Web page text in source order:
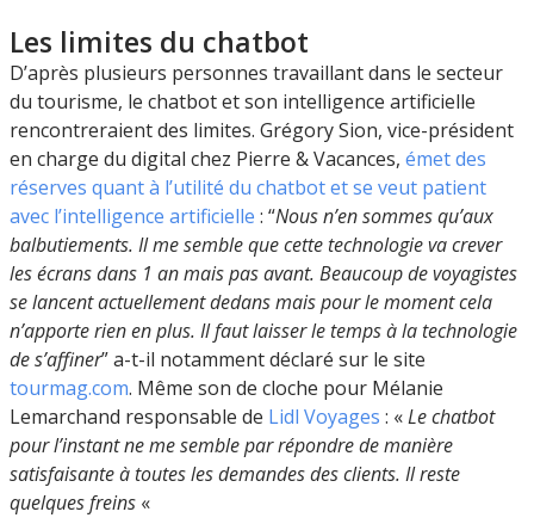
Les limites du chatbot
D’après plusieurs personnes travaillant dans le secteur
du tourisme, le chatbot et son intelligence artificielle
rencontreraient des limites. Grégory Sion, vice-président
en charge du digital chez Pierre & Vacances, émet des
réserves quant à l’utilité du chatbot et se veut patient
avec l’intelligence artificielle : “Nous n’en sommes qu’aux
balbutiements. Il me semble que cette technologie va crever
les écrans dans 1 an mais pas avant. Beaucoup de voyagistes
se lancent actuellement dedans mais pour le moment cela
n’apporte rien en plus. Il faut laisser le temps à la technologie
de s’affiner” a-t-il notamment déclaré sur le site
tourmag.com. Même son de cloche pour Mélanie
Lemarchand responsable de Lidl Voyages : «Le chatbot
pour l’instant ne me semble par répondre de manière
satisfaisante à toutes les demandes des clients. Il reste
quelques freins «